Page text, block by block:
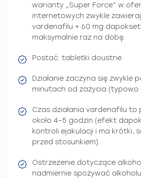
warianty „Super Force” w
internetowych zwykle
vardenafilu + 60 mg
maksymalnie raz na dobę.
Postać: tabletki doustne.
Działanie zaczyna się zwykle
minutach od zażycia (typowo
Czas działania vardenafilu to
około 4–5 godzin (efekt
kontroli ejakulacji i ma krótki,
przed stosunkiem).
Ostrzeżenie dotyczące
nadmiernie spożywać